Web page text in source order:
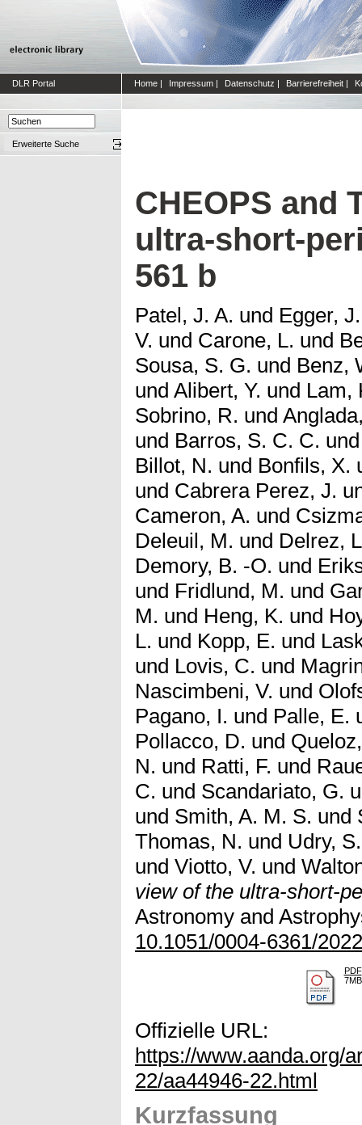
DLR Portal Home | Impressum | Datenschutz | Barrierefreiheit |
Erweiterte Suche
CHEOPS and
ultra-short-
561 b
Patel, J. A. und Egger,
V. und Carone, L. und
Sousa, S. G. und Benz,
und Alibert, Y. und Lam,
Sobrino, R. und
und Barros, S. C. C.
Billot, N. und Bonfils, X.
und Cabrera Perez, J.
Cameron, A. und
Deleuil, M. und Delrez,
Demory, B. -O. und
und Fridlund, M. und
M. und Heng, K. und
L. und Kopp, E. und
und Lovis, C. und
Nascimbeni, V. und
Pagano, I. und Palle, E.
Pollacco, D. und
N. und Ratti, F. und
C. und Scandariato, G.
und Smith, A. M. S. und
Thomas, N. und Udry, S.
und Viotto, V. und
view of the ultra-short-
Astronomy and
10.1051/0004-6361/
PDF
7MB
Offizielle URL:
https://www.aanda.org/
22/aa44946-22.html
Kurzfassung